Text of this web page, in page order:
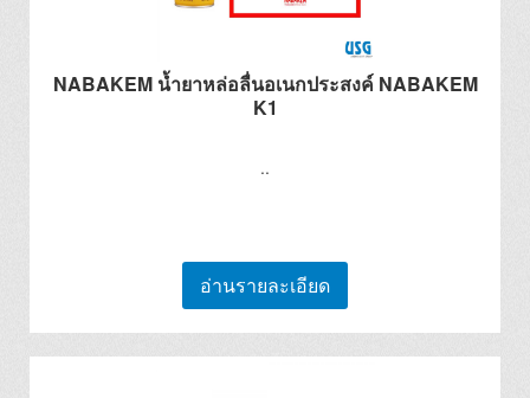
NABAKEM น้ำยาหล่อลื่นอเนกประสงค์ NABAKEM
K1
..
อ่านรายละเอียด